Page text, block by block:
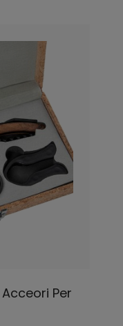
Per